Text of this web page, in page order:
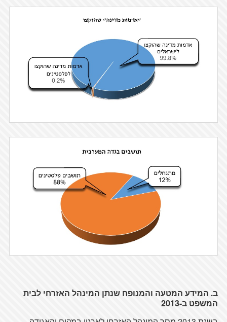
ב. המידע המטעה והמנופח שנתן המינהל האזרחי לבית
המשפט ב-2013